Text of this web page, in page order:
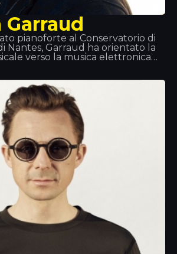
pianoforte al Conservatorio di
Nantes, Garraud ha orientato la
verso la musica elettronica
il mondo: Kylie Minogue,
e in particolare nei suoi
Guetta e Bob Sinclair. Lo
a Tomorrowland, Coachella, Love